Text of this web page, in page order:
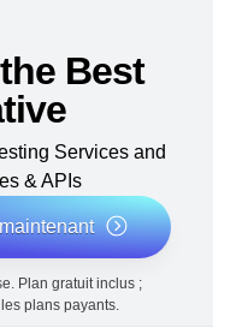
Best
Services and
& APIs
Plan gratuit inclus ;
plans payants.